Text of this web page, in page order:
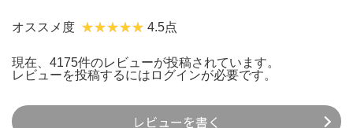
オススメ度 4.5点
現在、4175件のレビューが投稿されています。
レビューを投稿するには ログインが必要です。
レビューを書く